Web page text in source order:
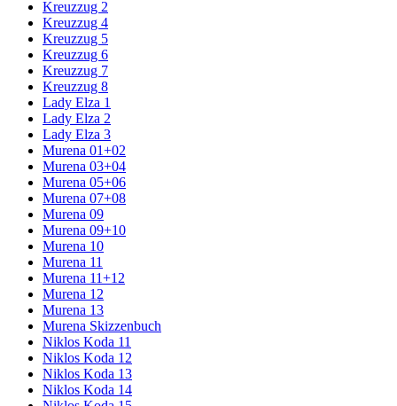
Kreuzzug 2
Kreuzzug 4
Kreuzzug 5
Kreuzzug 6
Kreuzzug 7
Kreuzzug 8
Lady Elza 1
Lady Elza 2
Lady Elza 3
Murena 01+02
Murena 03+04
Murena 05+06
Murena 07+08
Murena 09
Murena 09+10
Murena 10
Murena 11
Murena 11+12
Murena 12
Murena 13
Murena Skizzenbuch
Niklos Koda 11
Niklos Koda 12
Niklos Koda 13
Niklos Koda 14